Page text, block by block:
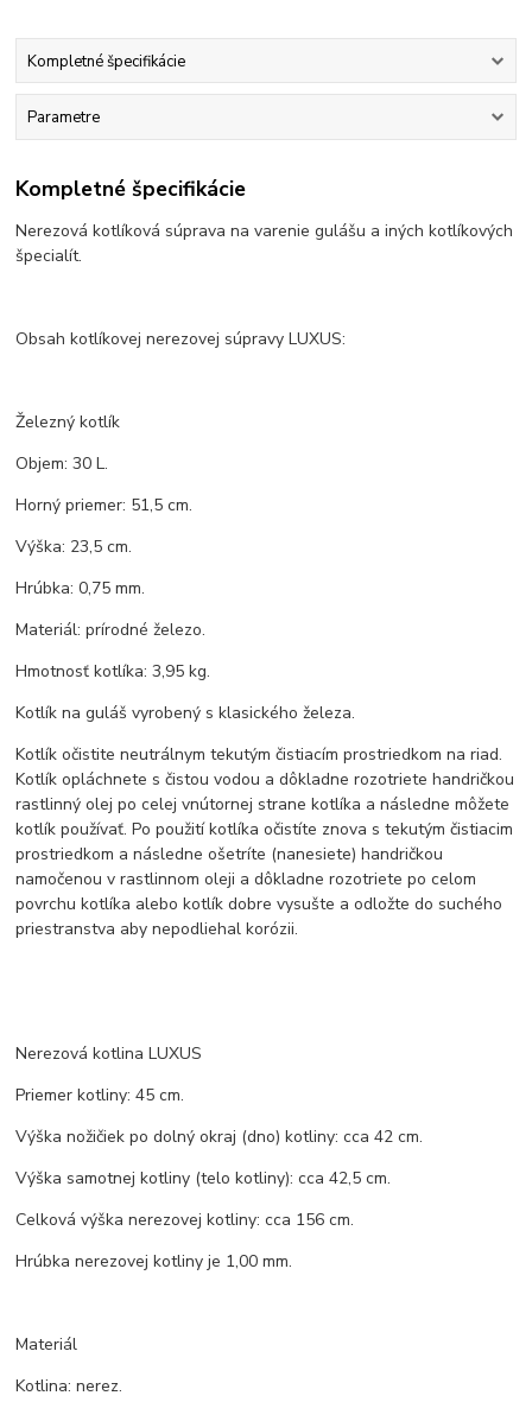
Kompletné špecifikácie
Parametre
Kompletné špecifikácie
Nerezová kotlíková súprava na varenie gulášu a iných kotlíkových
špecialít.
Obsah kotlíkovej nerezovej súpravy LUXUS:
Železný kotlík
Objem: 30 L.
Horný priemer: 51,5 cm.
Výška: 23,5 cm.
Hrúbka: 0,75 mm.
Materiál: prírodné železo.
Hmotnosť kotlíka: 3,95 kg.
Kotlík na guláš vyrobený s klasického železa.
Kotlík očistite neutrálnym tekutým čistiacím prostriedkom na riad.
Kotlík opláchnete s čistou vodou a dôkladne rozotriete handričkou
rastlinný olej po celej vnútornej strane kotlíka a následne môžete
kotlík používať. Po použití kotlíka očistíte znova s tekutým čistiacim
prostriedkom a následne ošetríte (nanesiete) handričkou
namočenou v rastlinnom oleji a dôkladne rozotriete po celom
povrchu kotlíka alebo kotlík dobre vysušte a odložte do suchého
priestranstva aby nepodliehal korózii.
Nerezová kotlina LUXUS
Priemer kotliny: 45 cm.
Výška nožičiek po dolný okraj (dno) kotliny: cca 42 cm.
Výška samotnej kotliny (telo kotliny): cca 42,5 cm.
Celková výška nerezovej kotliny: cca 156 cm.
Hrúbka nerezovej kotliny je 1,00 mm.
Materiál
Kotlina: nerez.